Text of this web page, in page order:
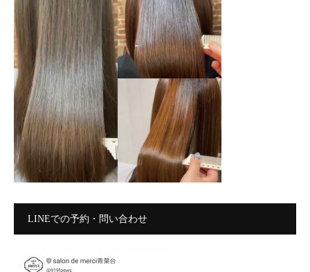
LINEでの予約・問い合わせ